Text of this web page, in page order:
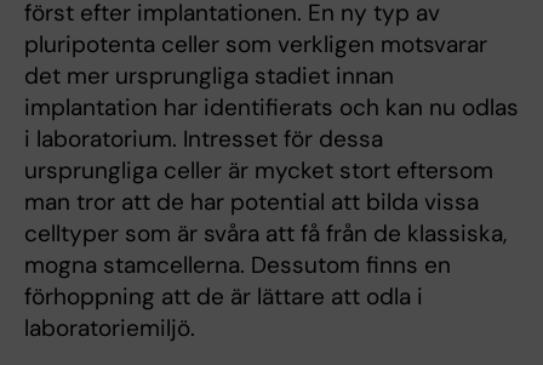
först efter implantationen. En ny typ av
pluripotenta celler som verkligen motsvarar
det mer ursprungliga stadiet innan
implantation har identifierats och kan nu odlas
i laboratorium. Intresset för dessa
ursprungliga celler är mycket stort eftersom
man tror att de har potential att bilda vissa
celltyper som är svåra att få från de klassiska,
mogna stamcellerna. Dessutom finns en
förhoppning att de är lättare att odla i
laboratoriemiljö.